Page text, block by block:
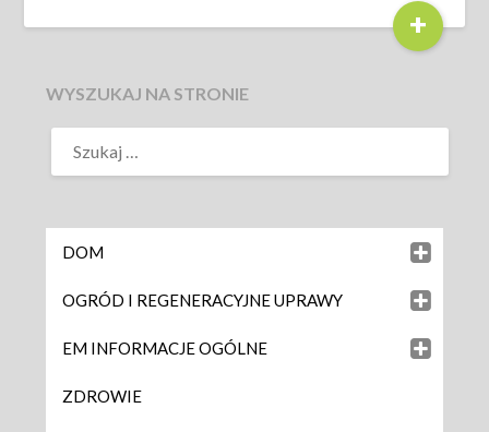
+
WYSZUKAJ NA STRONIE
DOM
OGRÓD I REGENERACYJNE UPRAWY
EM INFORMACJE OGÓLNE
ZDROWIE